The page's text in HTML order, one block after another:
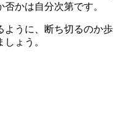
かは自分次第です。
ように、断ち切るのか歩
ょう。